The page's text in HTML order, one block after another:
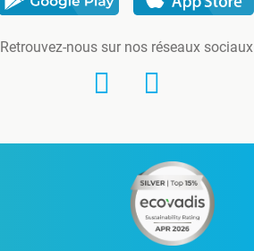
Retrouvez-nous sur nos réseaux sociaux